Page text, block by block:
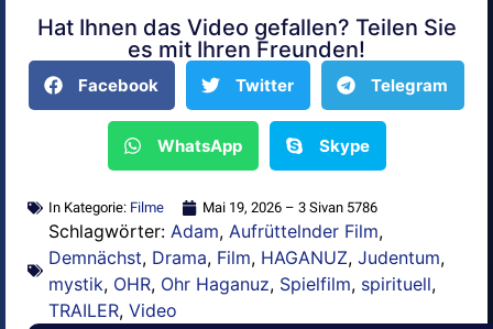
Alternative:
Hat Ihnen das Video gefallen? Teilen Sie
es mit Ihren Freunden!
Facebook Twitter Telegram
WhatsApp Skype
In Kategorie: Filme Mai 19, 2026 – 3 Sivan 5786
Schlagwörter: Adam, Aufrüttelnder Film,
Demnächst, Drama, Film, HAGANUZ, Judentum,
mystik, OHR, Ohr Haganuz, Spielfilm, spirituell,
TRAILER, Video